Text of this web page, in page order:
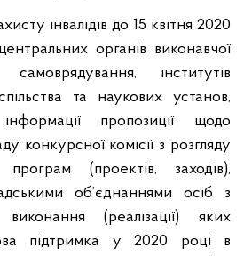
інвалідів до 15 квітня 2020
органів виконавчої
інститутів
та наукових установ,
пропозиції щодо
конкурсної комісії з розгляду
програм (проектів, заходів),
об’єднаннями осіб з
виконання (реалізації) яких
підтримка у 2020 році в